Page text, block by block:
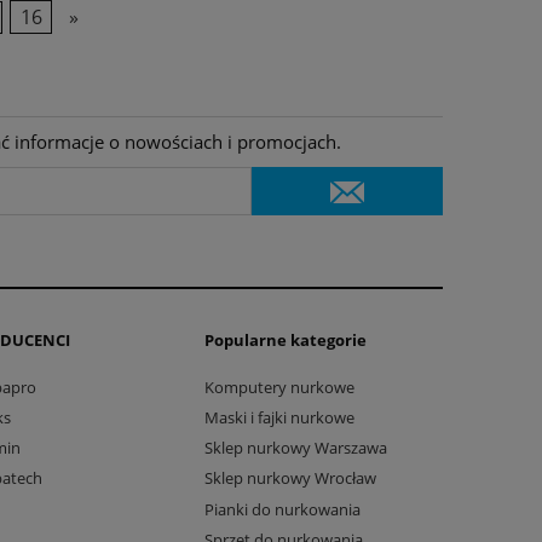
16 »
informacje o nowościach i promocjach.
Popularne kategorie
Komputery nurkowe
Maski i fajki nurkowe
Sklep nurkowy Warszawa
Sklep nurkowy Wrocław
Pianki do nurkowania